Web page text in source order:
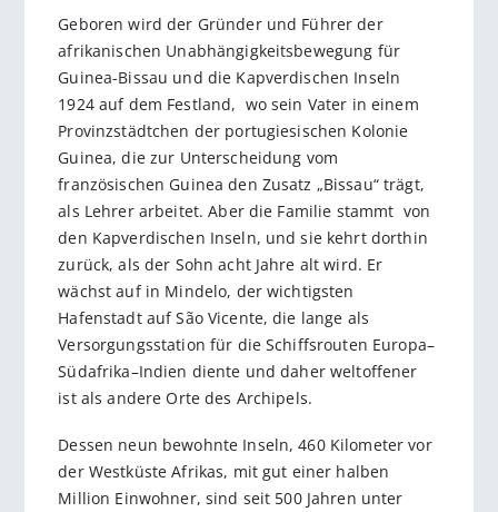
Geboren wird der Gründer und Führer der
afrikanischen Unabhängigkeitsbewegung für
Guinea-Bissau und die Kapverdischen Inseln
1924 auf dem Festland, wo sein Vater in einem
Provinz­städtchen der portugiesischen Kolonie
Guinea, die zur Unterscheidung vom
französischen Guinea den Zusatz „Bissau“ trägt,
als Lehrer arbeitet. Aber die Familie stammt von
den Kapverdischen Inseln, und sie kehrt dorthin
zurück, als der Sohn acht Jahre alt wird. Er
wächst auf in Mindelo, der wichtigsten
Hafenstadt auf São Vicente, die lange als
Versorgungsstation für die Schiffsrouten Europa–
Südafrika–Indien diente und daher weltoffener
ist als andere Orte des Archipels.
Dessen neun bewohnte Inseln, 460 Kilometer vor
der Westküste Afrikas, mit gut einer halben
Million Einwohner, sind seit 500 Jahren unter